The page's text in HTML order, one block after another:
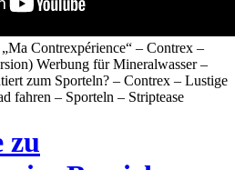
Contrexpérience“ – Contrex –
Werbung für Mineralwasser –
zum Sporteln? – Contrex – Lustige
fahren – Sporteln – Striptease
zu